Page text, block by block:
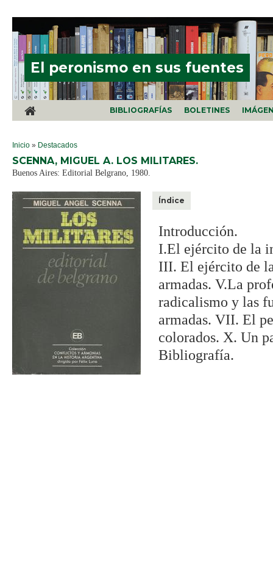
El peronismo en sus fuentes
BIBLIOGRAFÍAS BOLETINES
SE ENCUENTRA USTED AQUÍ
Inicio » Destacados
SCENNA, MIGUEL A. LOS MILITARES.
Buenos Aires: Editorial Belgrano, 1980.
Índice
Introducción.
I.El ejército de la
III. El ejército de
armadas. V.La
radicalismo y las
armadas. VII. El
colorados. X. Un
Bibliografía.